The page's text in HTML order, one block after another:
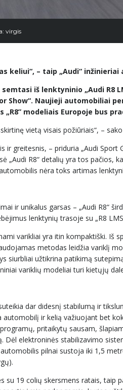
virgis
keliui“, – taip „Audi“ inžinieriai
iš lenktyninio „Audi R8
Show“. Naujieji automobiliai
modeliais Europoje bus
vietą visais požiūriais“, –
ir greitesnis, – priduria „Audi
„Audi R8“ detalių yra tos pačios,
nėra toks artimas
ir unikalus garsas – „Audi R8“
lenktynių trasoje su „R8 LMS
varikliai yra itin kompaktiški. Iš
metodas leidžia variklį
siurbliai užtikrina patikimą
variklių modeliai turi kietųjų
dar didesnį stabilumą ir
ir kelią važiuojant bet
pritaikytų sausam,
Dėl elektroninės stabilizavimo
pilnai sustoja iki 1,5
su 19 colių skersmens ratais,